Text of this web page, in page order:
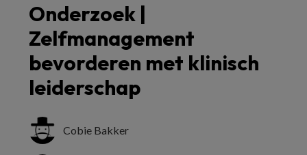
Onderzoek |
Zelfmanagement
bevorderen met klinisch
leiderschap
Cobie Bakker